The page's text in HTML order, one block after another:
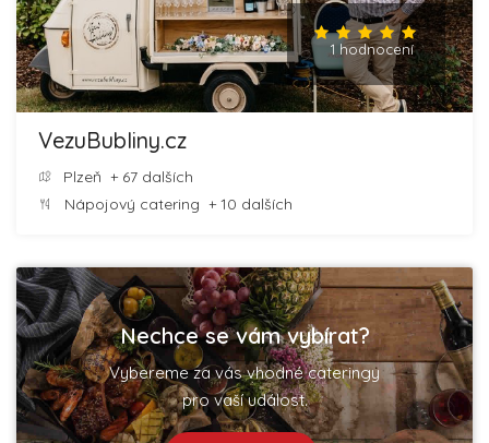
1 hodnocení
VezuBubliny.cz
Plzeň + 67 dalších
Nápojový catering + 10 dalších
Nechce se vám vybírat?
Vybereme za vás vhodné cateringy
pro vaší událost.